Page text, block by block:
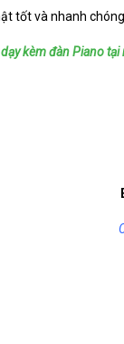
tốt và nhanh
kèm đàn Piano tại